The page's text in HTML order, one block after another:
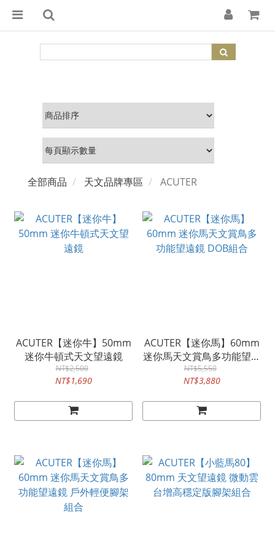
全部商品 天文品牌專區 ACUTER
ACUTER【迷你牛】50mm
迷你牛頓式天文望遠鏡
NT$2,500
NT$1,690
ACUTER【迷你馬】60mm
迷你馬天文賞鳥多功能望遠
鏡 DOB組合
NT$5,550
NT$3,880